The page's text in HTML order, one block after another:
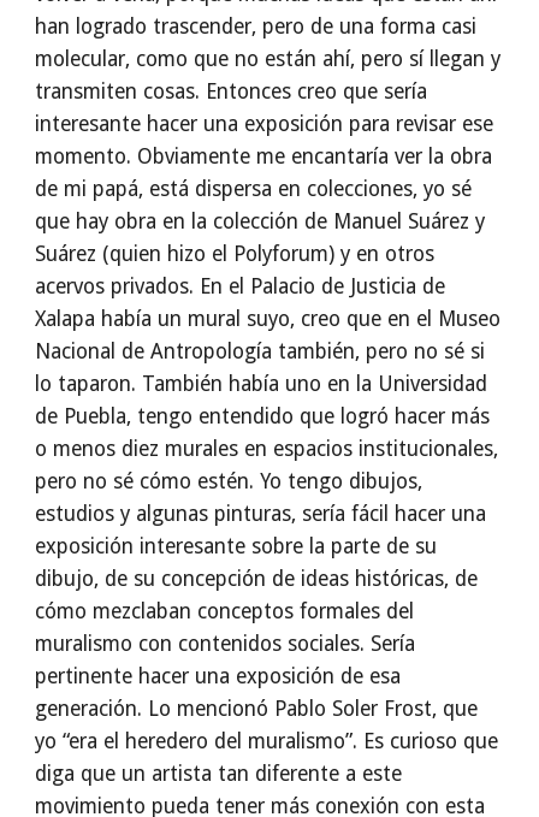
han logrado trascender, pero de una forma casi
molecular, como que no están ahí, pero sí llegan y
transmiten cosas. Entonces creo que sería
interesante hacer una exposición para revisar ese
momento. Obviamente me encantaría ver la obra
de mi papá, está dispersa en colecciones, yo sé
que hay obra en la colección de Manuel Suárez y
Suárez (quien hizo el Polyforum) y en otros
acervos privados. En el Palacio de Justicia de
Xalapa había un mural suyo, creo que en el Museo
Nacional de Antropología también, pero no sé si
lo taparon. También había uno en la Universidad
de Puebla, tengo entendido que logró hacer más
o menos diez murales en espacios institucionales,
pero no sé cómo estén. Yo tengo dibujos,
estudios y algunas pinturas, sería fácil hacer una
exposición interesante sobre la parte de su
dibujo, de su concepción de ideas históricas, de
cómo mezclaban conceptos formales del
muralismo con contenidos sociales. Sería
pertinente hacer una exposición de esa
generación. Lo mencionó Pablo Soler Frost, que
yo “era el heredero del muralismo”. Es curioso que
diga que un artista tan diferente a este
movimiento pueda tener más conexión con esta